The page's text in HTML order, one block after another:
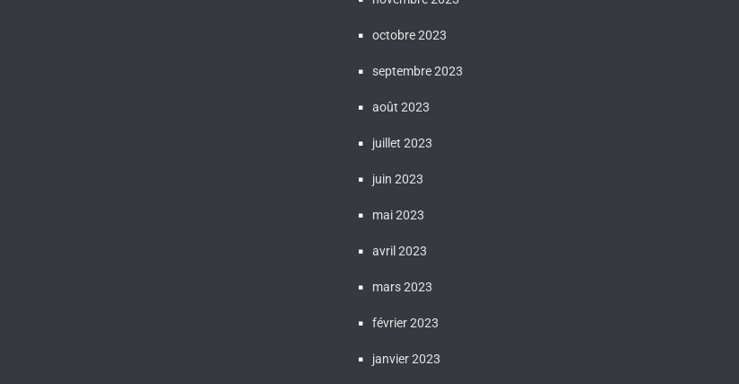
octobre 2023
septembre 2023
août 2023
juillet 2023
juin 2023
mai 2023
avril 2023
mars 2023
février 2023
janvier 2023